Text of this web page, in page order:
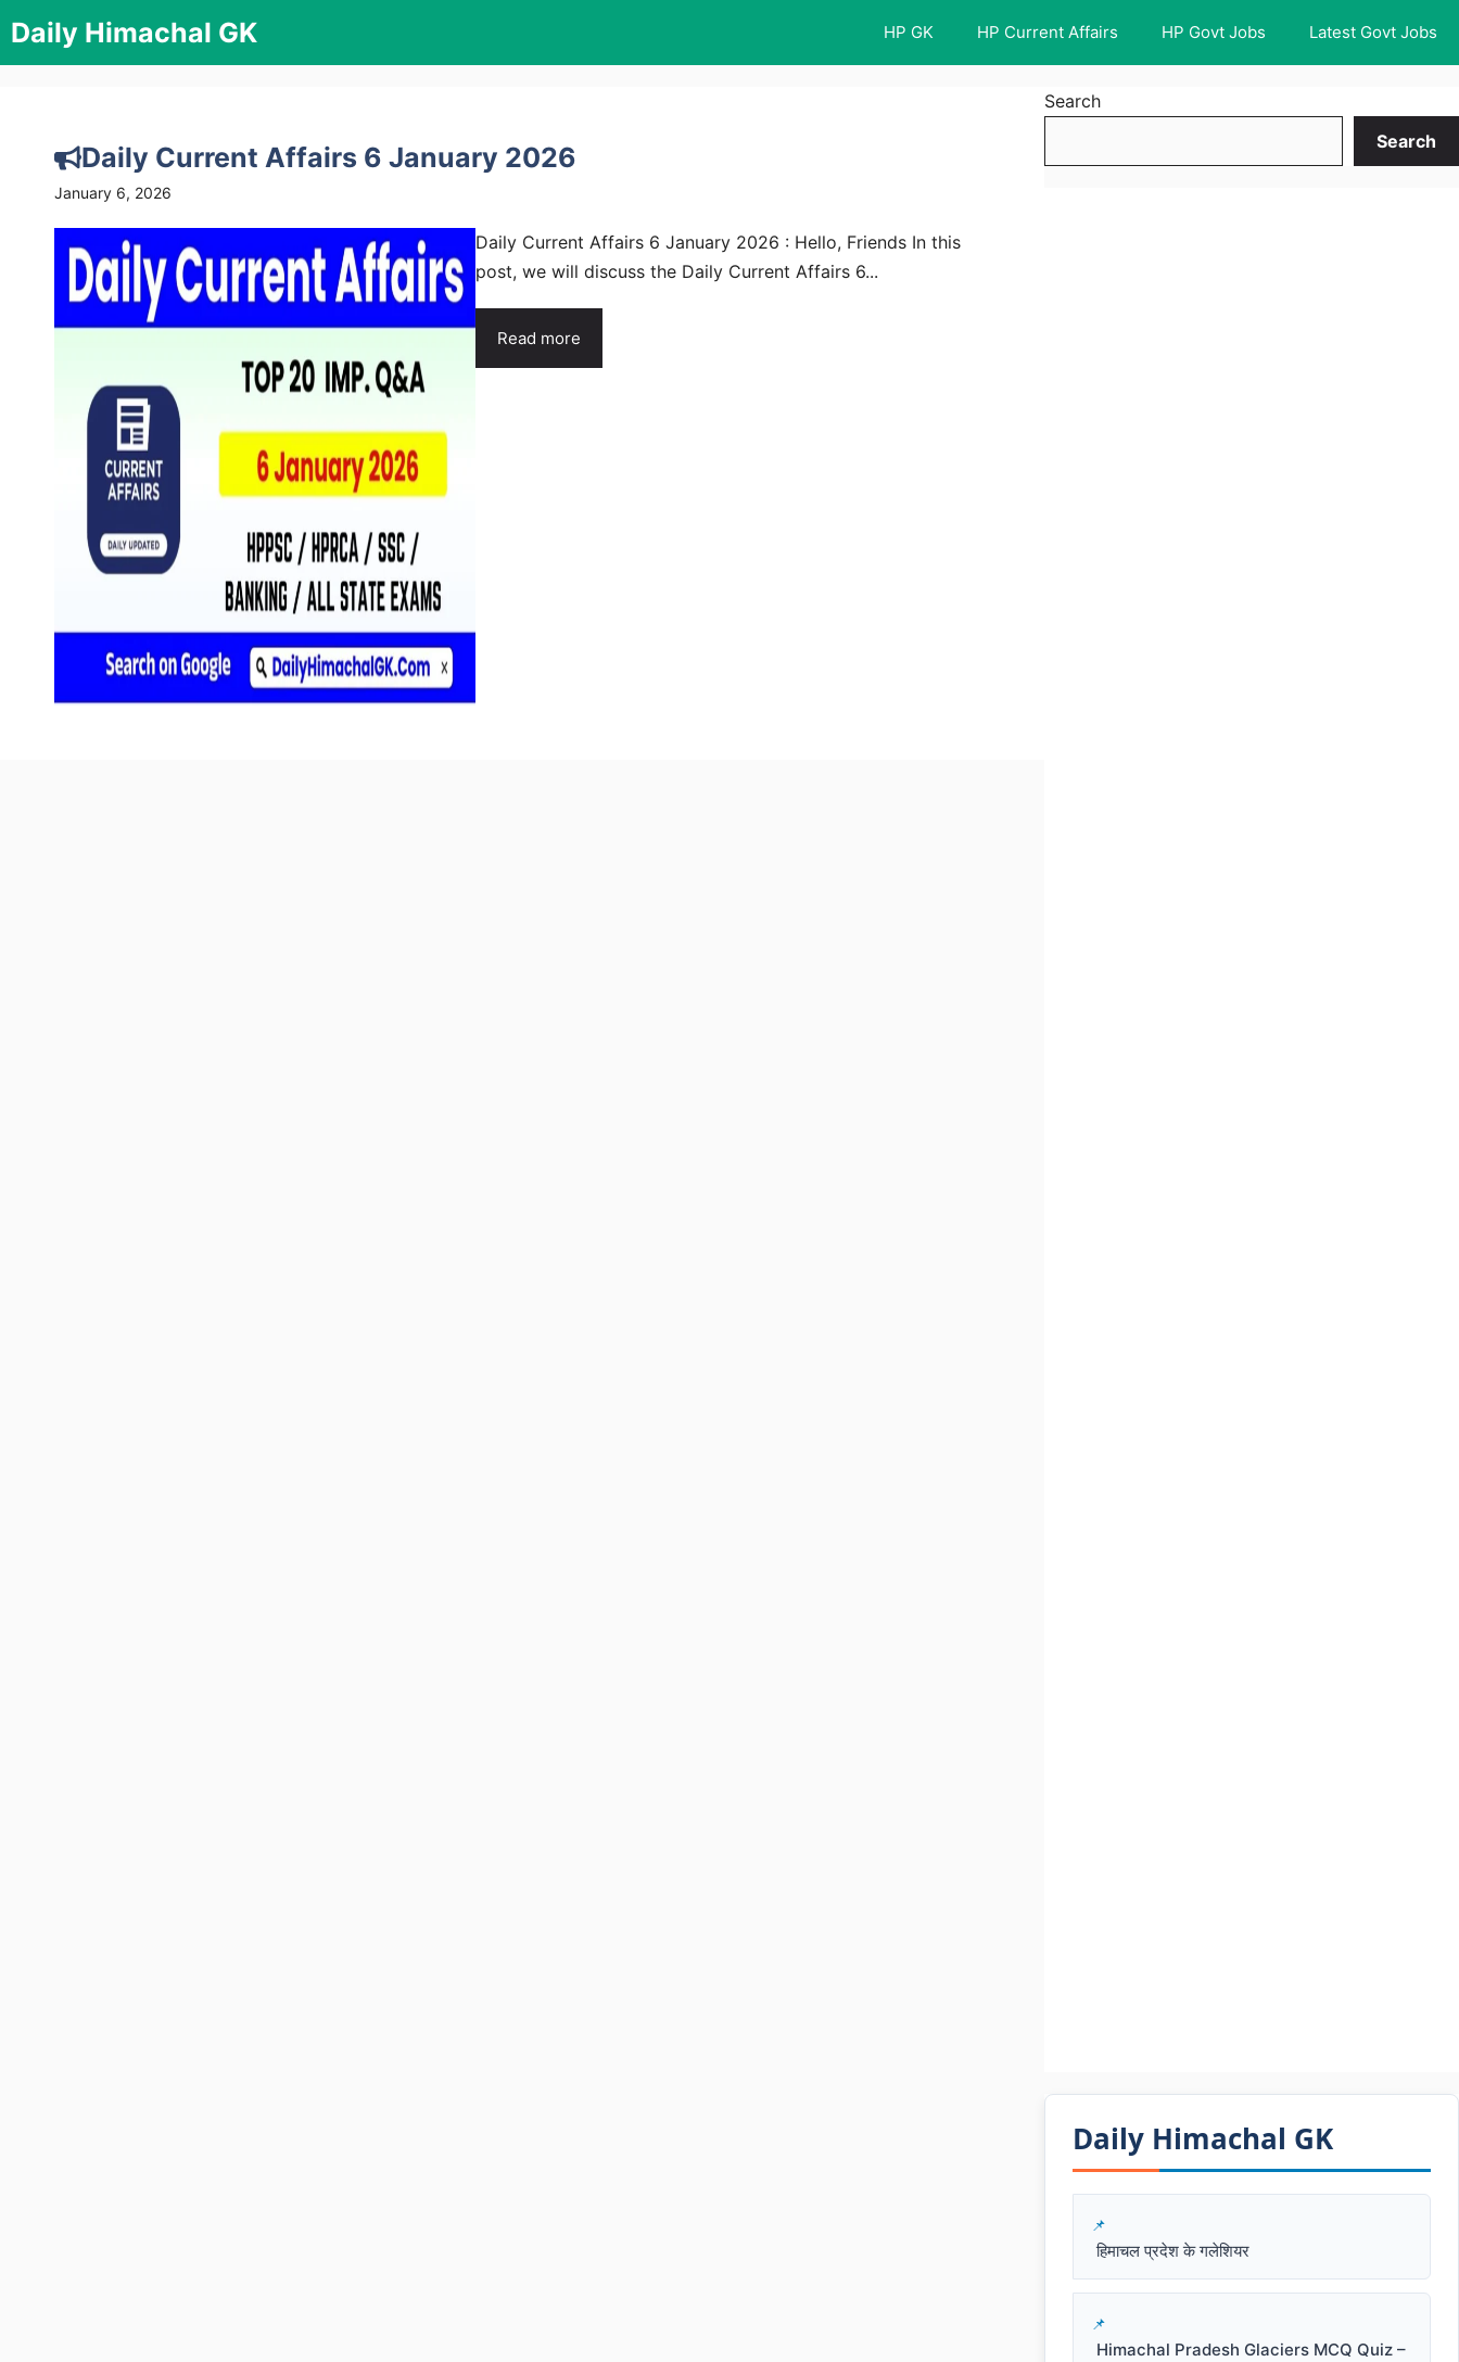
to
content
Daily Himachal GK HP GK HP Current Affairs HP Govt Jobs Latest Govt Jobs
Daily Current Affairs 6 January 2026
January 6, 2026
Daily Current Affairs 6 January 2026 : Hello, Friends In this
post, we will discuss the Daily Current Affairs 6...
Read more
Search
Search
Daily Himachal GK​​
हिमाचल प्रदेश के गलेशियर
Himachal Pradesh Glaciers MCQ Quiz –